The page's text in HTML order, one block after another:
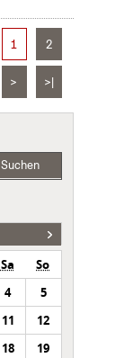
1 2
> >|
Suchen
Sa
So
4
5
11
12
18
19